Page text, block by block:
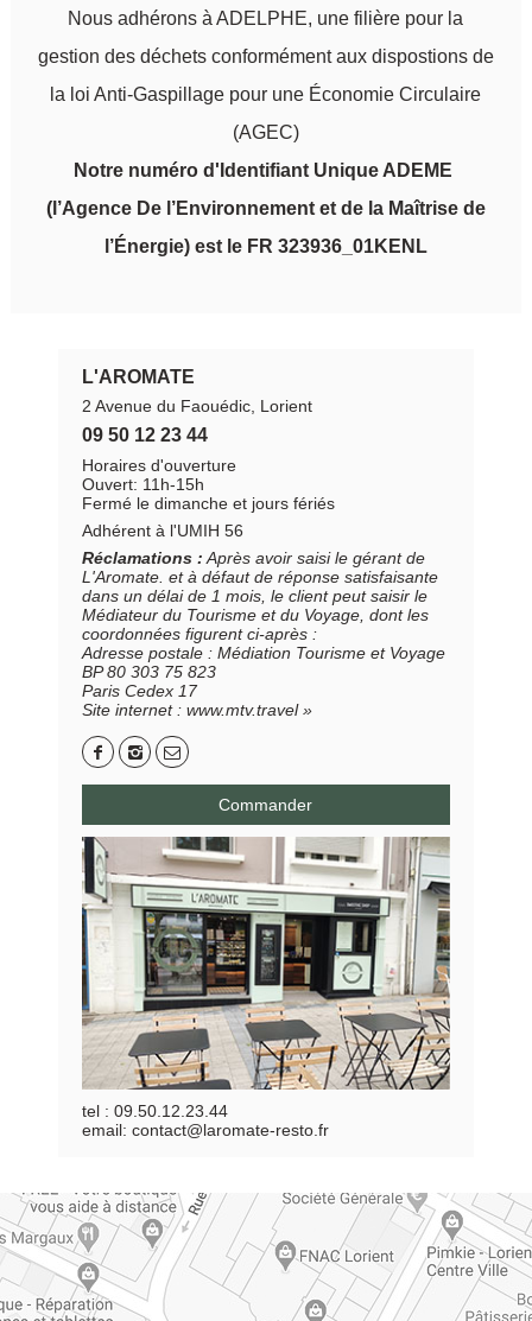
Nous adhérons à ADELPHE, une filière pour la
gestion des déchets conformément aux dispostions de
la loi Anti-Gaspillage pour une Économie Circulaire
(AGEC)
Notre numéro d'Identifiant Unique ADEME
(l’Agence De l’Environnement et de la Maîtrise de
l’Énergie) est le FR 323936_01KENL
L'AROMATE
2 Avenue du Faouédic, Lorient
09 50 12 23 44
Horaires d'ouverture
Ouvert: 11h-15h
Fermé le dimanche et jours fériés
Adhérent à l'UMIH 56
Réclamations : Après avoir saisi le gérant de
L'Aromate. et à défaut de réponse satisfaisante
dans un délai de 1 mois, le client peut saisir le
Médiateur du Tourisme et du Voyage, dont les
coordonnées figurent ci-après :
Adresse postale : Médiation Tourisme et Voyage
BP 80 303 75 823
Paris Cedex 17
Site internet : www.mtv.travel »
Commander
tel : 09.50.12.23.44
email: contact@laromate-resto.fr